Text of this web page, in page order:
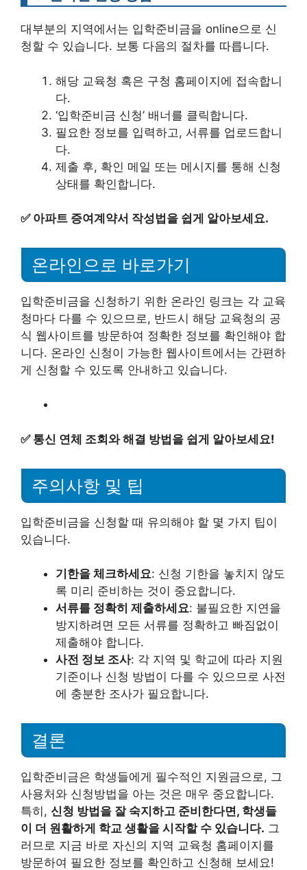
대부분의 지역에서는 입학준비금을 online으로 신
청할 수 있습니다. 보통 다음의 절차를 따릅니다.
해당 교육청 혹은 구청 홈페이지에 접속합니
다.
‘입학준비금 신청’ 배너를 클릭합니다.
필요한 정보를 입력하고, 서류를 업로드합니
다.
제출 후, 확인 메일 또는 메시지를 통해 신청
상태를 확인합니다.
✅ 아파트 증여계약서 작성법을 쉽게 알아보세요.
온라인으로 바로가기
입학준비금을 신청하기 위한 온라인 링크는 각 교육
청마다 다를 수 있으므로, 반드시 해당 교육청의 공
식 웹사이트를 방문하여 정확한 정보를 확인해야 합
니다. 온라인 신청이 가능한 웹사이트에서는 간편하
게 신청할 수 있도록 안내하고 있습니다.
✅ 통신 연체 조회와 해결 방법을 쉽게 알아보세요!
주의사항 및 팁
입학준비금을 신청할 때 유의해야 할 몇 가지 팁이
있습니다.
기한을 체크하세요: 신청 기한을 놓치지 않도
록 미리 준비하는 것이 중요합니다.
서류를 정확히 제출하세요: 불필요한 지연을
방지하려면 모든 서류를 정확하고 빠짐없이
제출해야 합니다.
사전 정보 조사: 각 지역 및 학교에 따라 지원
기준이나 신청 방법이 다를 수 있으므로 사전
에 충분한 조사가 필요합니다.
결론
입학준비금은 학생들에게 필수적인 지원금으로, 그
사용처와 신청방법을 아는 것은 매우 중요합니다.
특히, 신청 방법을 잘 숙지하고 준비한다면, 학생들
이 더 원활하게 학교 생활을 시작할 수 있습니다. 그
러므로 지금 바로 자신의 지역 교육청 홈페이지를
방문하여 필요한 정보를 확인하고 신청해 보세요!